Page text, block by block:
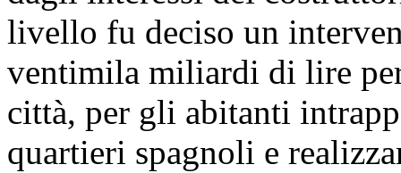
livello fu deciso un
ventimila miliardi di lire
città, per gli abitanti
quartieri spagnoli e